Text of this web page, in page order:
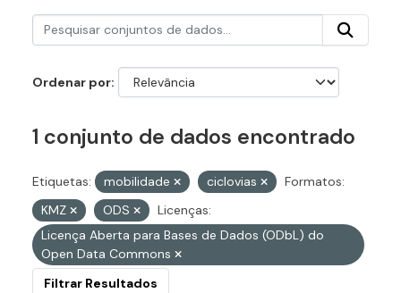
Ordenar por
1 conjunto de dados encontrado
Etiquetas: mobilidade ciclovias
Formatos:
KMZ
ODS
Licenças:
Licença Aberta para Bases de Dados (ODbL) do
Open Data Commons
Filtrar Resultados